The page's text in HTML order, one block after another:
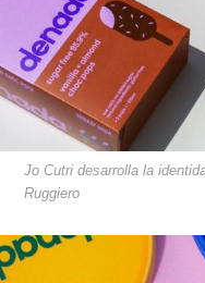
Jo Cutri desarrolla la
Ruggiero